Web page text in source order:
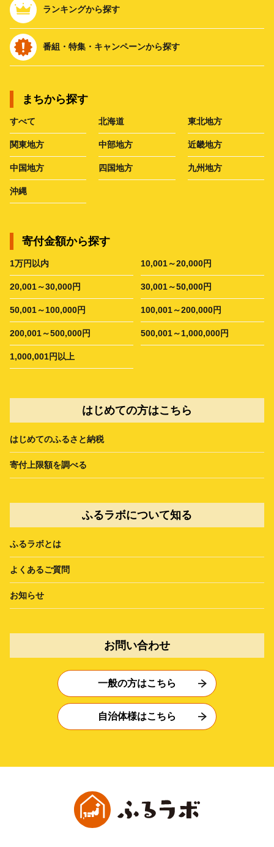
ランキングから探す
番組・特集・キャンペーンから探す
まちから探す
すべて 北海道 東北地方
関東地方 中部地方 近畿地方
中国地方 四国地方 九州地方
沖縄
寄付金額から探す
1万円以内 10,001～20,000円
20,001～30,000円 30,001～50,000円
50,001～100,000円 100,001～200,000円
200,001～500,000円 500,001～1,000,000円
1,000,001円以上
はじめての方はこちら
はじめてのふるさと納税
寄付上限額を調べる
ふるラボについて知る
ふるラボとは
よくあるご質問
お知らせ
お問い合わせ
一般の方はこちら
自治体様はこちら